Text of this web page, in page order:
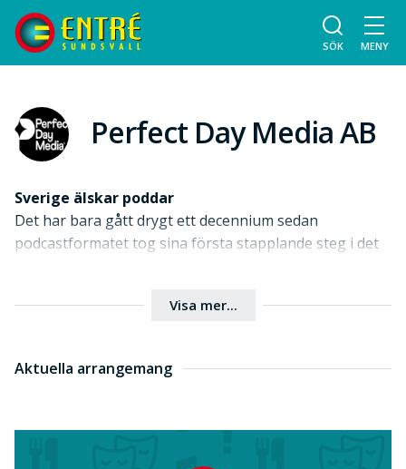
SÖK MENY
Perfect Day Media AB
Sverige älskar poddar
Det har bara gått drygt ett decennium sedan
podcastformatet tog sina första stapplande steg i det
på podcast minst en gång i månaden.
nära lyssnaren det går att komma.
Visa mer...
Aktuella arrangemang